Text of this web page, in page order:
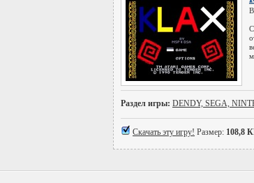
Раздел игры: DENDY, SEGA,
Скачать эту игру! Размер: 108,8